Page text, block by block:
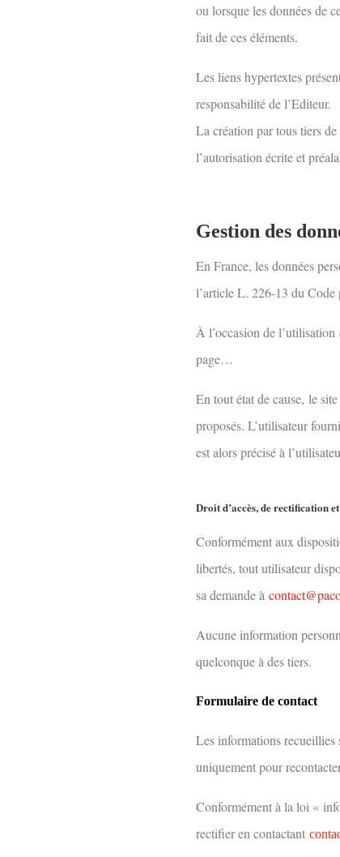
ou lorsque les données de
fait de ces éléments.
Les liens hypertextes
responsabilité de l’Editeur.
La création par tous tiers
l’autorisation écrite et
Gestion des
En France, les données
l’article L. 226-13 du
À l’occasion de l’utilisation
page…
En tout état de cause, le
proposés. L’utilisateur
est alors précisé à
Droit d’accès, de rectification
Conformément aux
libertés, tout utilisateur
sa demande à contact@
Aucune information
quelconque à des tiers.
Formulaire de contact
Les informations recueillies
uniquement pour
Conformément à la loi «
rectifier en contactant